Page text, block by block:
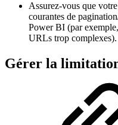
Assurez-vous que
courantes de
Power BI (par
URLs trop complexes).
Gérer la